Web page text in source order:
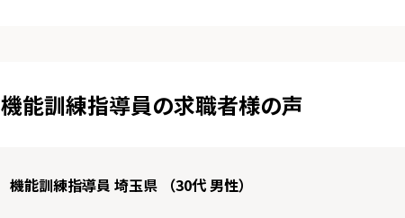
機能訓練指導員の求職者様の声
機能訓練指導員 埼玉県 （30代 男性）